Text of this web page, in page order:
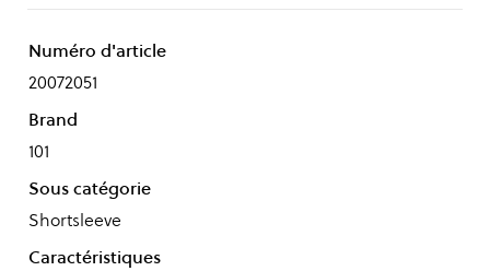
Numéro d'article
20072051
Brand
101
Sous catégorie
Shortsleeve
Caractéristiques